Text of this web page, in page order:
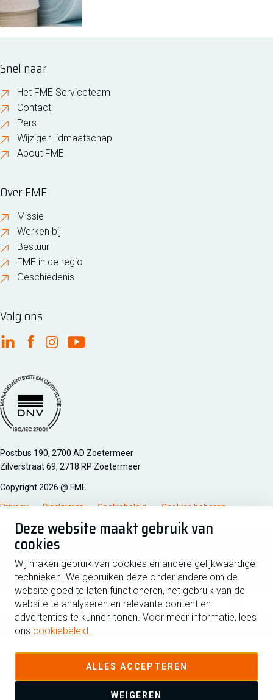
Deze website maakt gebruik van
cookies
Wij maken gebruik van cookies en andere gelijkwaardige
technieken. We gebruiken deze onder andere om de
website goed te laten functioneren, het gebruik van de
website te analyseren en relevante content en
advertenties te kunnen tonen. Voor meer informatie, lees
ons cookiebeleid.
ALLES ACCEPTEREN
WEIGEREN
Snel naar
Het FME Serviceteam
Contact
Pers
Wijzigen lidmaatschap
About FME
Over FME
Missie
Werken bij
Bestuur
FME in de regio
Geschiedenis
Volg ons
FME Linkedin
FME Facebook
FME Instagram
FME Youtube
Managementsyteem certificatie DNV iso/iec 27001
Postbus 190, 2700 AD Zoetermeer
Zilverstraat 69, 2718 RP Zoetermeer
Copyright 2026 @ FME
Privacy Disclaimer Cookiebeleid Cookies beheren
Schrijf je in voor de nieuwsbrief
Voornaam
Achternaam